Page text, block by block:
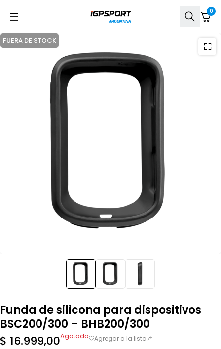
0
FUERA DE STOCK
Funda de silicona para dispositivos
BSC200/300 – BHB200/300
$ 16.999,00Agotado